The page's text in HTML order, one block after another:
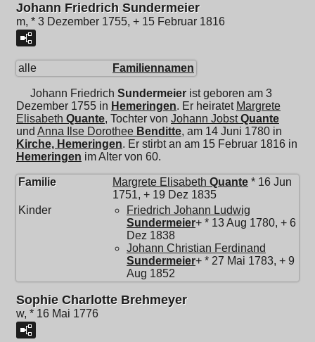
Johann Friedrich Sundermeier
m, * 3 Dezember 1755, + 15 Februar 1816
alle Familiennamen
Johann Friedrich Sundermeier ist geboren am 3
Dezember 1755 in Hemeringen. Er heiratet Margrete
Elisabeth Quante, Tochter von Johann Jobst Quante
und Anna Ilse Dorothee Benditte, am 14 Juni 1780 in
Kirche, Hemeringen. Er stirbt an am 15 Februar 1816 in
Hemeringen im Alter von 60.
Familie Margrete Elisabeth Quante * 16 Jun
1751, + 19 Dez 1835
Kinder
Friedrich Johann Ludwig
Sundermeier+ * 13 Aug 1780, + 6
Dez 1838
Johann Christian Ferdinand
Sundermeier+ * 27 Mai 1783, + 9
Aug 1852
Sophie Charlotte Brehmeyer
w, * 16 Mai 1776